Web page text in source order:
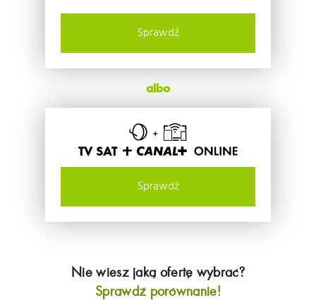
Sprawdź
albo
TV SAT +
Sprawdź
Nie wiesz jaką ofertę wybrać?
Sprawdź porównanie!